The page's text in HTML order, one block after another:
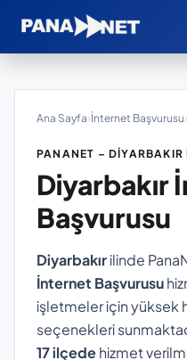
Ana Sayfa›İnternet Başvurusu›
PANANET – DIYARBAKIR
Diyarbakır
Başvurusu
Diyarbakırilinde
İnternet Başvurusu
işletmeler için yüksek
seçenekleri
17 ilçedehizmet